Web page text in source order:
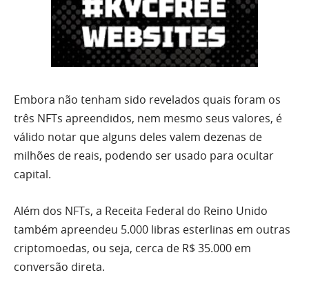
Embora não tenham sido revelados quais foram os
três NFTs apreendidos, nem mesmo seus valores, é
válido notar que alguns deles valem dezenas de
milhões de reais, podendo ser usado para ocultar
capital.
Além dos NFTs, a Receita Federal do Reino Unido
também apreendeu 5.000 libras esterlinas em outras
criptomoedas, ou seja, cerca de R$ 35.000 em
conversão direta.